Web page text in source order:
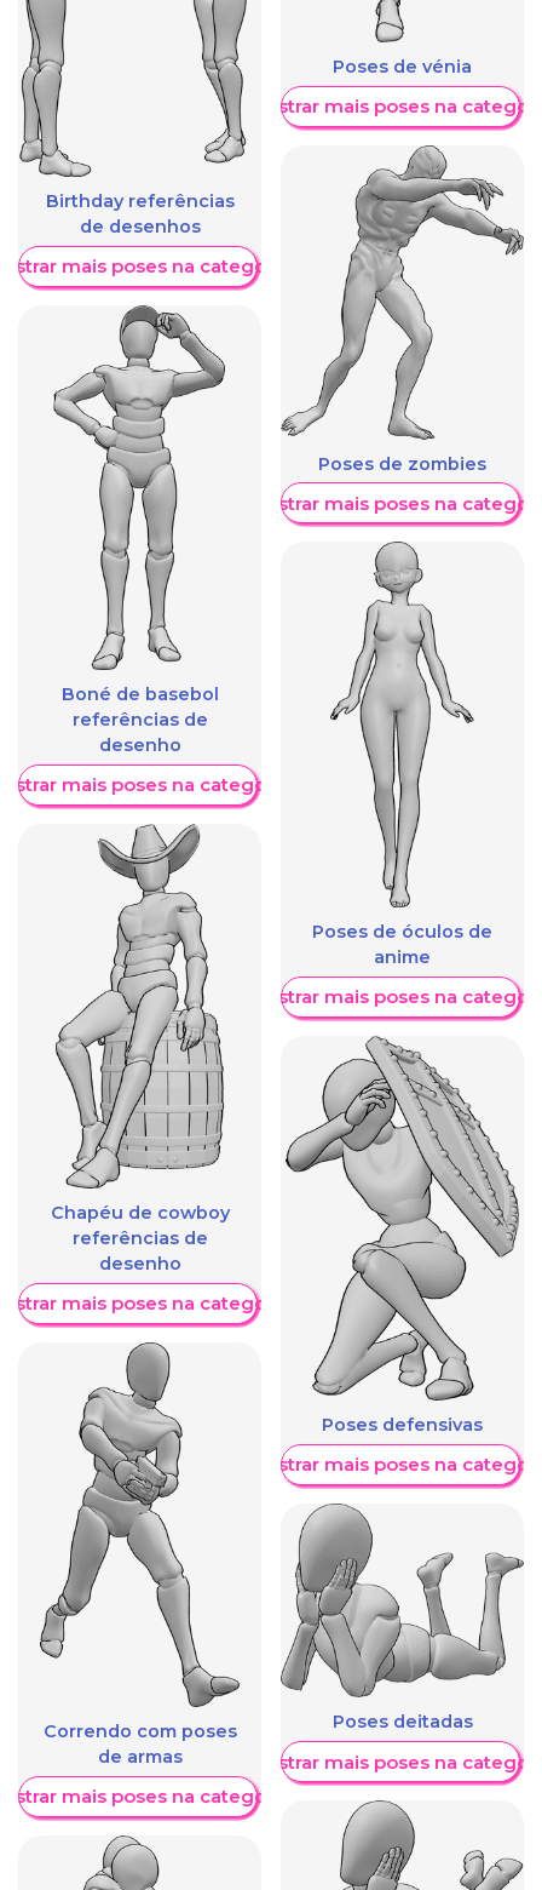
Birthday referências
de desenhos
mais poses na categoria
Boné de basebol
referências de
desenho
mais poses na categoria
Chapéu de cowboy
referências de
desenho
mais poses na categoria
Correndo com poses
de armas
mais poses na categoria
Poses de vénia
Mostrar mais poses na
Poses de zombies
Mostrar mais poses na
Poses de óculos de
anime
Mostrar mais poses na
Poses defensivas
Mostrar mais poses na
Poses deitadas
Mostrar mais poses na